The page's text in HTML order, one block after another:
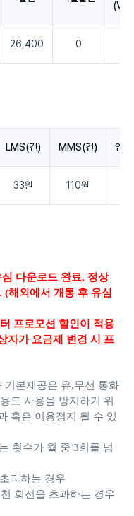
26,400 0
LMS(건) MMS(건) 영
33원 110원
다운로드 완료, 정상
해외에서 개통 후 유심
프로모션 할인이 적용
자가 요금제 변경 시 프
기본제공은 유,무선 통화
도 사용을 방지하기 위
혹은 이용정지 될 수 있
횟수가 월 중 3회를 넘
과하는 경우
회선을 초과하는 경우